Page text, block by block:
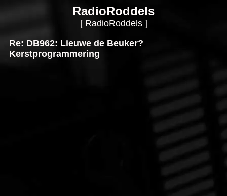
RadioRoddels
[ RadioRoddels]
Re: DB962: Lieuwe de Beuker?
Kerstprogrammering